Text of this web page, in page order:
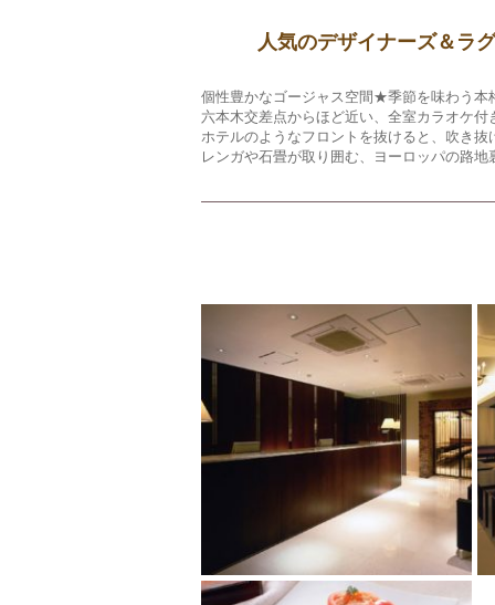
人気のデザイナーズ＆ラ
個性豊かなゴージャス空間★季節を味わう本
六本木交差点からほど近い、全室カラオケ
ホテルのようなフロントを抜けると、吹き
レンガや石畳が取り囲む、ヨーロッパの路